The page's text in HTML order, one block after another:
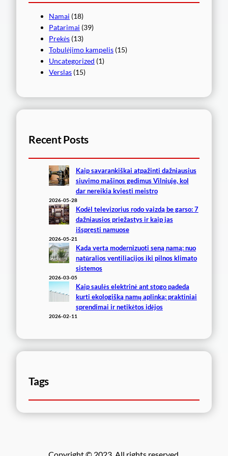
Namai (18)
Patarimai (39)
Prekės (13)
Tobulėjimo kampelis (15)
Uncategorized (1)
Verslas (15)
Recent Posts
Kaip savarankiškai atpažinti dažniausius
siuvimo mašinos gedimus Vilniuje, kol
dar nereikia kviesti meistro
2026-05-28
Kodėl televizorius rodo vaizdą be garso: 7
dažniausios priežastys ir kaip jas
išspręsti namuose
2026-05-21
Kada verta modernizuoti seną namą: nuo
natūralios ventiliacijos iki pilnos klimato
sistemos
2026-03-05
Kaip saulės elektrinė ant stogo padeda
kurti ekologišką namų aplinką: praktiniai
sprendimai ir netikėtos idėjos
2026-02-11
Tags